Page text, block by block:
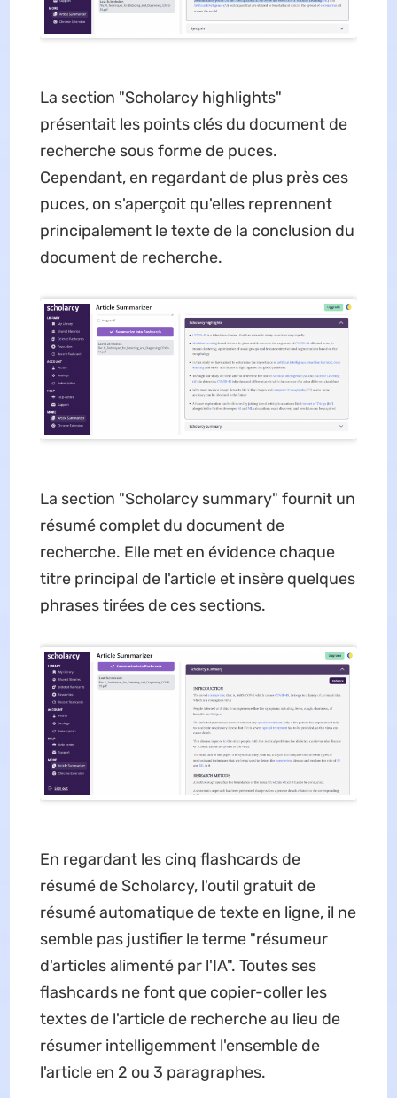
La section "Scholarcy highlights"
présentait les points clés du document de
recherche sous forme de puces.
Cependant, en regardant de plus près ces
puces, on s'aperçoit qu'elles reprennent
principalement le texte de la conclusion du
document de recherche.
La section "Scholarcy summary" fournit un
résumé complet du document de
recherche. Elle met en évidence chaque
titre principal de l'article et insère quelques
phrases tirées de ces sections.
En regardant les cinq flashcards de
résumé de Scholarcy, l'outil gratuit de
résumé automatique de texte en ligne, il ne
semble pas justifier le terme "résumeur
d'articles alimenté par l'IA". Toutes ses
flashcards ne font que copier-coller les
textes de l'article de recherche au lieu de
résumer intelligemment l'ensemble de
l'article en 2 ou 3 paragraphes.